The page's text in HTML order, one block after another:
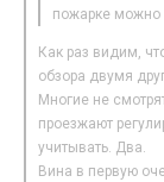
пожарке можно
Как раз видим,
обзора двумя
Многие не
проезжают
учитывать. Два.
Вина в первую